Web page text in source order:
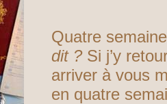
Quatre
dit ?Si j’y
arriver à vous
en quatre